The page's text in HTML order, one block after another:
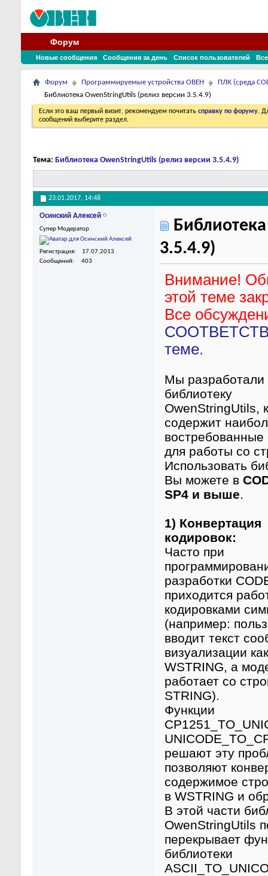
Форум
Новые сообщения Сообщения за день Список пользователей
Форум Программируемые устройства ОВЕН
ПЛК (среда
Библиотека OwenStringUtils (релиз версии 3.5.4.9)
Если это ваш первый визит, рекомендуем почитать справку по форуму.
сообщений выберите раздел.
Тема: Библиотека OwenStringUtils (релиз версии 3.5.4.9)
23.01.2017, 14:48
Осинский Алексей
Супер Модератор
Регистрация
17.07.2013
Сообщений
403
3.5.4.9)
Внимание!
этой теме
Все
теме.
Мы разработали
библиотеку
OwenStringUtils,
содержит
для работы со
Использовать
Вы можете в
SP4 и выше.
1) Конвертация
кодировок:
Часто при
разработки
приходится
кодировками
(например:
вводит текст
визуализации как
WSTRING, а
работает со
STRING).
Функции
решают эту
позволяют
содержимое
в WSTRING и
В этой части
OwenStringUtils
перекрывает
библиотеки